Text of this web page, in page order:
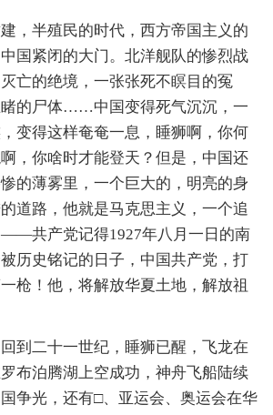
，半殖民的时代，西方帝国主义的
国紧闭的大门。北洋舰队的惨烈战
亡的绝境，一张张死不瞑目的冤
的尸体……中国变得死气沉沉，一
变得这样奄奄一息，睡狮啊，你何
，你啥时才能登天？但是，中国还
的薄雾里，一个巨大的，明亮的身
道路，他就是马克思主义，一个追
共产党记得1927年八月一日的南
历史铭记的日子，中国共产党，打
枪！他，将解放华夏土地，解放祖
到二十一世纪，睡狮已醒，飞龙在
布泊腾湖上空成功，神舟飞船陆续
争光，还有□、亚运会、奥运会在华